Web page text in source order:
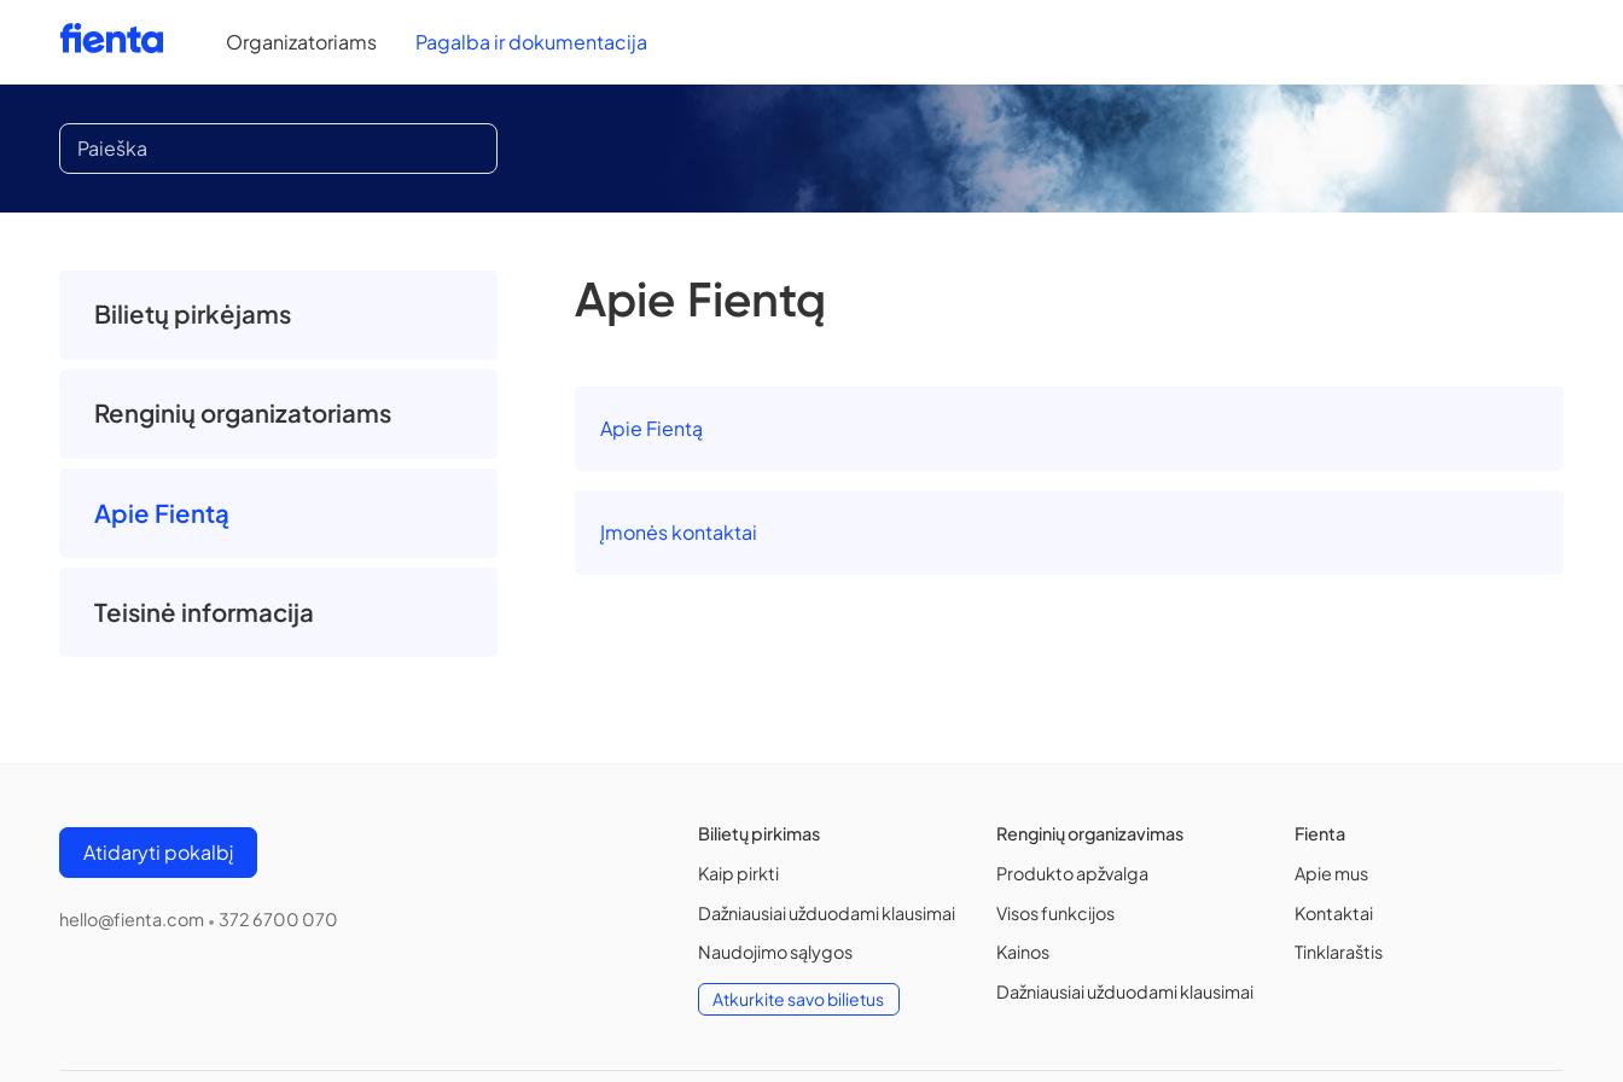
Organizatoriams Pagalba ir dokumentacija
Apie Fientą
Apie Fientą
Įmonės kontaktai
Bilietų pirkėjams
Renginių organizatoriams
Apie Fientą
Teisinė informacija
Atidaryti pokalbį
hello@fienta.com • 372 6700 070
Bilietų pirkimas
Kaip pirkti
Dažniausiai užduodami klausimai
Naudojimo sąlygos
Atkurkite savo bilietus
Renginių organizavimas
Produkto apžvalga
Visos funkcijos
Kainos
Dažniausiai užduodami klausimai
Fienta
Apie mus
Kontaktai
Tinklaraštis